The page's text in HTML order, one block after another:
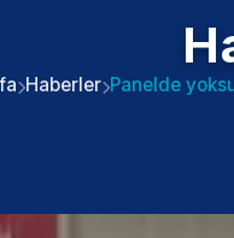
Haberler Panelde